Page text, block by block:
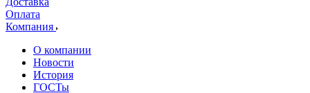
Оплата
Компания
О компании
Новости
История
ГОСТы